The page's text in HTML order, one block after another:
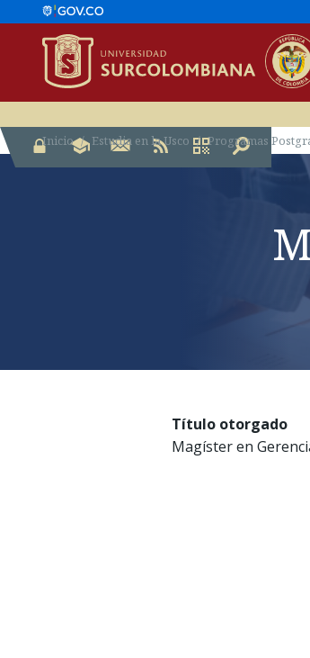
Inicio Estudia en la Usco Programas
Título otorgado
Magíster en